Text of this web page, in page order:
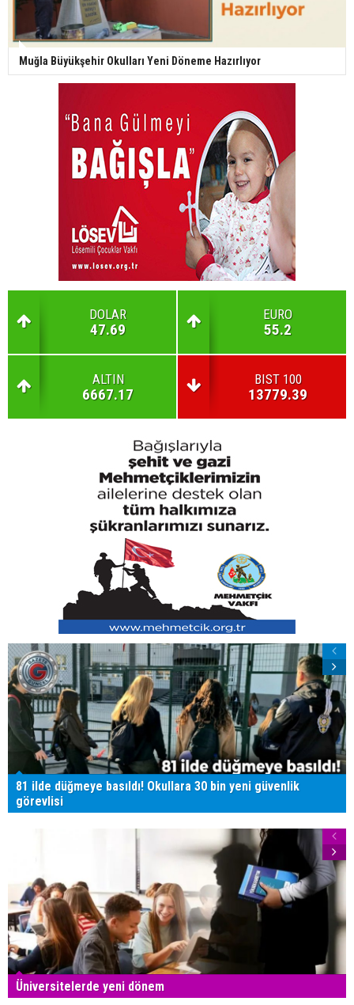
Muğla Büyükşehir Okulları Yeni Döneme Hazırlıyor
DOLAR
47.69
EURO
55.2
ALTIN
6667.17
BIST 100
13779.39
81 ilde düğmeye basıldı! Okullara 30 bin yeni güvenlik
görevlisi
Üniversitelerde yeni dönem